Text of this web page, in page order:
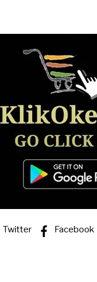
Twitter Facebook